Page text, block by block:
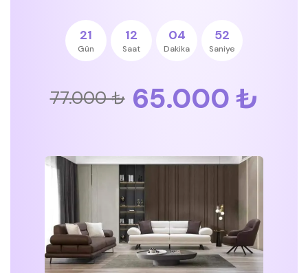
21
Gün
12
Saat
04
Dakika
51
Saniye
77.000 ₺ 65.000 ₺